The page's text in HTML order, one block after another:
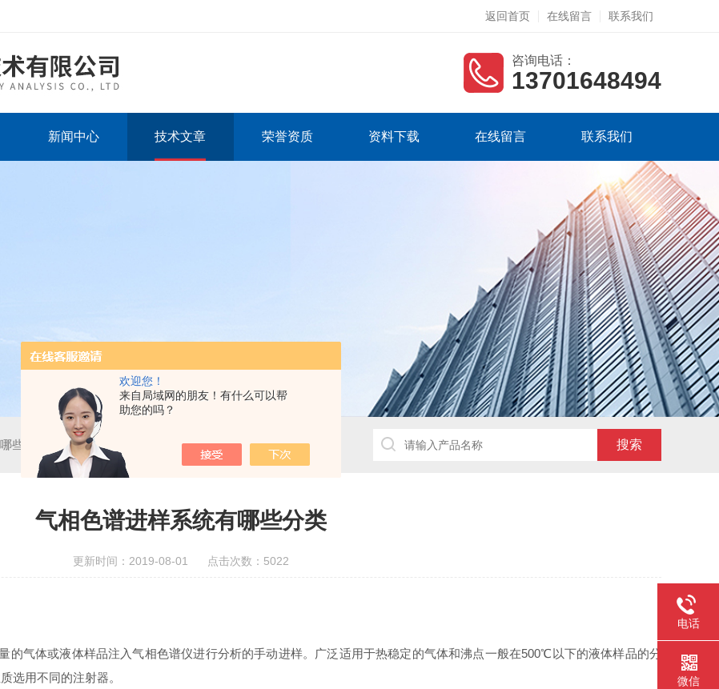
欢迎您！
来自局域网的朋友！有什么可以帮
助您的吗？
返回首页 在线留言 联系我们
咨询电话：
13701648494
新闻中心 技术文章 荣誉资质 资料下载 在线留言 联系我们
些分类
气相色谱进样系统有哪些分类
更新时间：2019-08-01 点击次数：5022
的气体或液体样品注入气相色谱仪进行分析的手动进样。广泛适用于热稳定的气体和沸点一般在500℃以下的液体样品的分
选用不同的注射器。
电话
微信